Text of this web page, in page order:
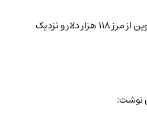
آرتور هیز، یکی از بنیان‌گذاران صرافی بیت‌مکس (BitMEX)، پیش‌بینی جسورانه‌ای مطرح کرده است: فصل عظیم آلت‌کوین‌ها به‌زودی آغاز خواهد شد. به گفته‌ی او، با عبور بیت‌کوین از مرز ۱۱۸ هزار دلار و نزدیک